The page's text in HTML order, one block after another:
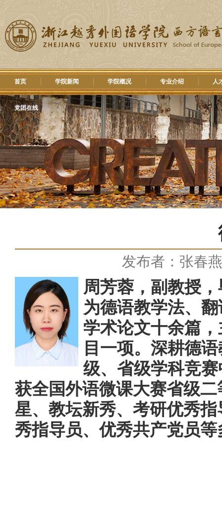
首页 学院新闻 学院概况 专业介绍 人
党团在线
发布者：张春燕
周芳蓉，副教授，
为德语教学法、
学术论文十余篇
目一项。深耕德
级、省级学科竞
获全国外语微课大赛省级
星、教坛新秀、考研优秀
秀指导员、优秀共产党员